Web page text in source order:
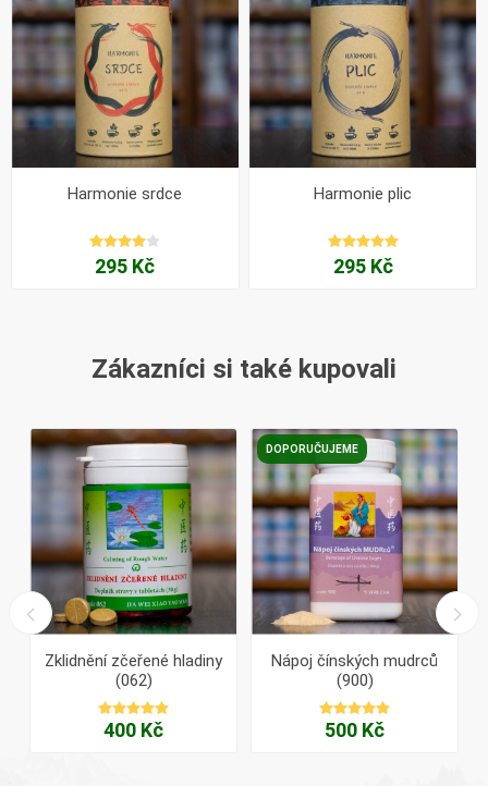
Harmonie srdce
295 Kč
Harmonie plic
295 Kč
Zákazníci si také kupovali
Zklidnění zčeřené hladiny
(062)
400 Kč
DOPORUČUJEME
Nápoj čínských mudrců
(900)
500 Kč